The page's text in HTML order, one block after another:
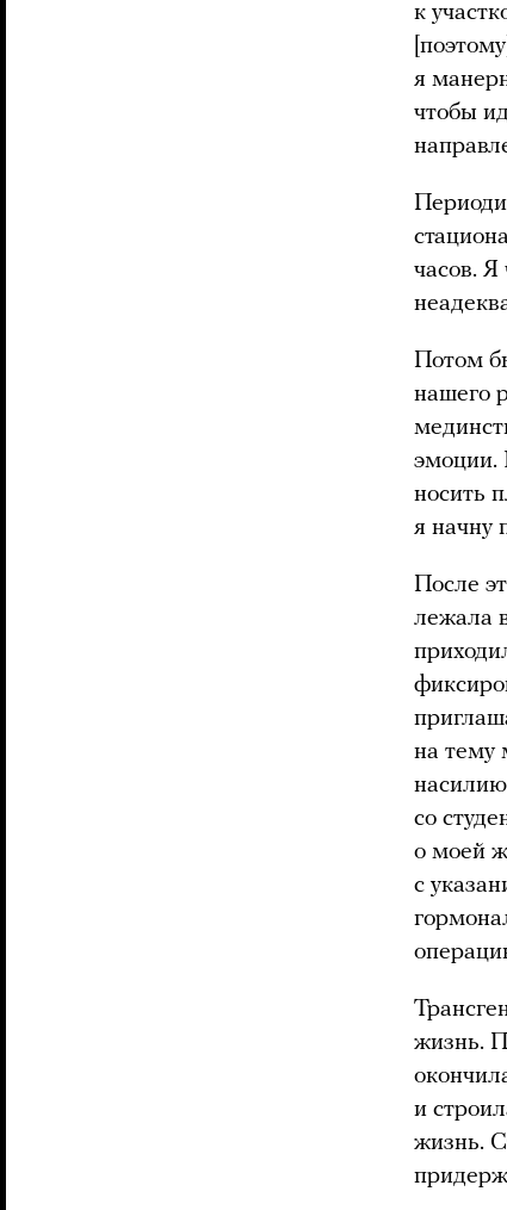
к
я
чтобы
часов. Я
Потом
нашего
эмоции.
носить
я начну
После
лежала
на тему
со
о моей
с
жизнь.
и
жизнь.